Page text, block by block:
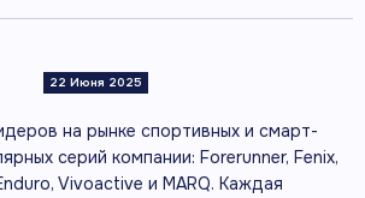
22 Июня 2025
на рынке спортивных и смарт-
серий компании: Forerunner, Fenix,
Vivoactive и MARQ. Каждая